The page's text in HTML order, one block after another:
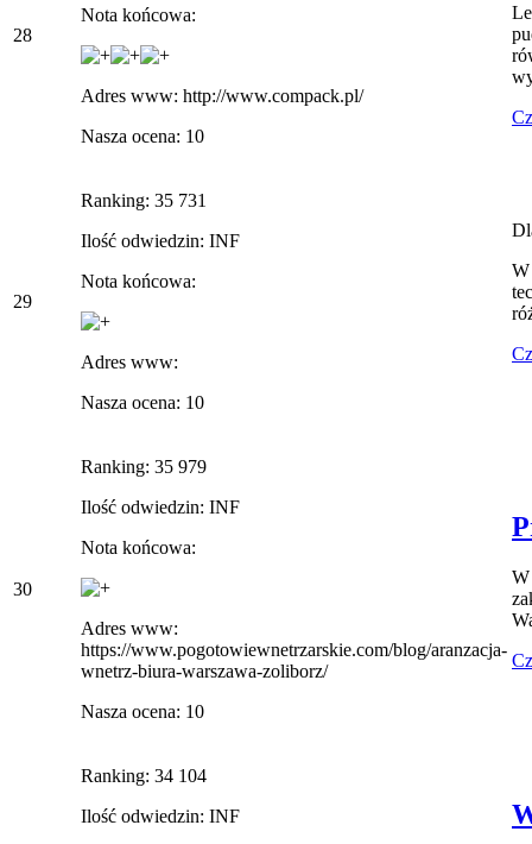
28
Nota końcowa:
Adres www: http://www.compack.pl/
Nasza ocena: 10
29
Ranking: 35 731
Ilość odwiedzin: INF
Nota końcowa:
Adres www:
Nasza ocena: 10
W
30
Ranking: 35 979
Ilość odwiedzin: INF
Nota końcowa:
Adres www:
https://www.pogotowiewnetrzarskie.com/blog/aranzacja-
wnetrz-biura-warszawa-zoliborz/
Nasza ocena: 10
W
Ranking: 34 104
Ilość odwiedzin: INF